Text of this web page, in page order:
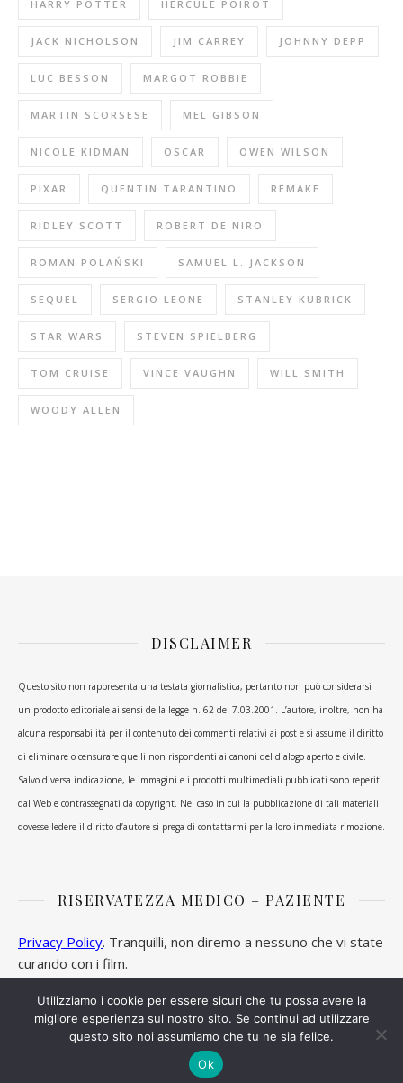
HARRY POTTER HERCULE POIROT
JACK NICHOLSON JIM CARREY JOHNNY DEPP
LUC BESSON MARGOT ROBBIE
MARTIN SCORSESE MEL GIBSON
NICOLE KIDMAN OSCAR OWEN WILSON
PIXAR QUENTIN TARANTINO REMAKE
RIDLEY SCOTT ROBERT DE NIRO
ROMAN POLAŃSKI SAMUEL L. JACKSON
SEQUEL SERGIO LEONE STANLEY KUBRICK
STAR WARS STEVEN SPIELBERG
TOM CRUISE VINCE VAUGHN WILL SMITH
WOODY ALLEN
DISCLAIMER
Questo sito non rappresenta una testata giornalistica, pertanto non può considerarsi
un prodotto editoriale ai sensi della legge n. 62 del 7.03.2001. L’autore, inoltre, non ha
alcuna responsabilità per il contenuto dei commenti relativi ai post e si assume il diritto
di eliminare o censurare quelli non rispondenti ai canoni del dialogo aperto e civile.
Salvo diversa indicazione, le immagini e i prodotti multimediali pubblicati sono reperiti
dal Web e contrassegnati da copyright. Nel caso in cui la pubblicazione di tali materiali
dovesse ledere il diritto d’autore si prega di contattarmi per la loro immediata rimozione.
RISERVATEZZA MEDICO – PAZIENTE
Privacy Policy. Tranquilli, non diremo a nessuno che vi state
curando con i film.
Ashe Tema di WP Royal
Utilizziamo i cookie per essere sicuri che tu possa avere la
migliore esperienza sul nostro sito. Se continui ad utilizzare
questo sito noi assumiamo che tu ne sia felice.
Ok